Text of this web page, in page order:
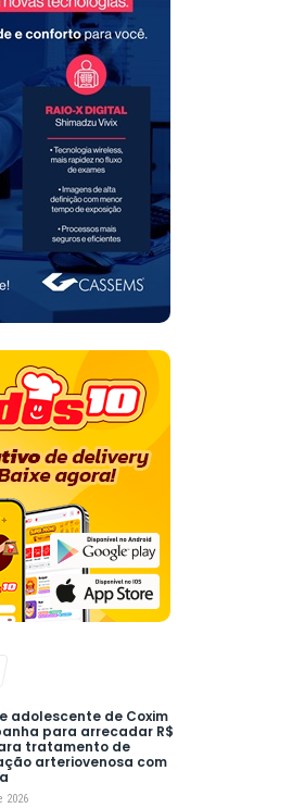
adolescente de Coxim
para arrecadar R$
tratamento de
arteriovenosa com
2026